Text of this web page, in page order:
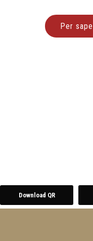
Per
Download QR